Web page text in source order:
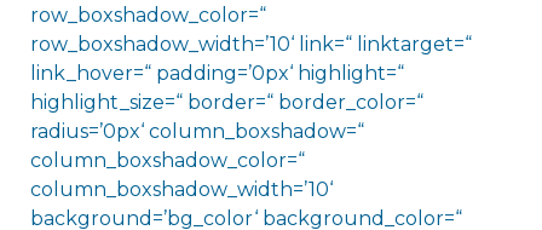
row_boxshadow_color=“
row_boxshadow_width=’10‘ link=“ linktarget=“
link_hover=“ padding=’0px‘ highlight=“
highlight_size=“ border=“ border_color=“
radius=’0px‘ column_boxshadow=“
column_boxshadow_color=“
column_boxshadow_width=’10‘
background=’bg_color‘ background_color=“